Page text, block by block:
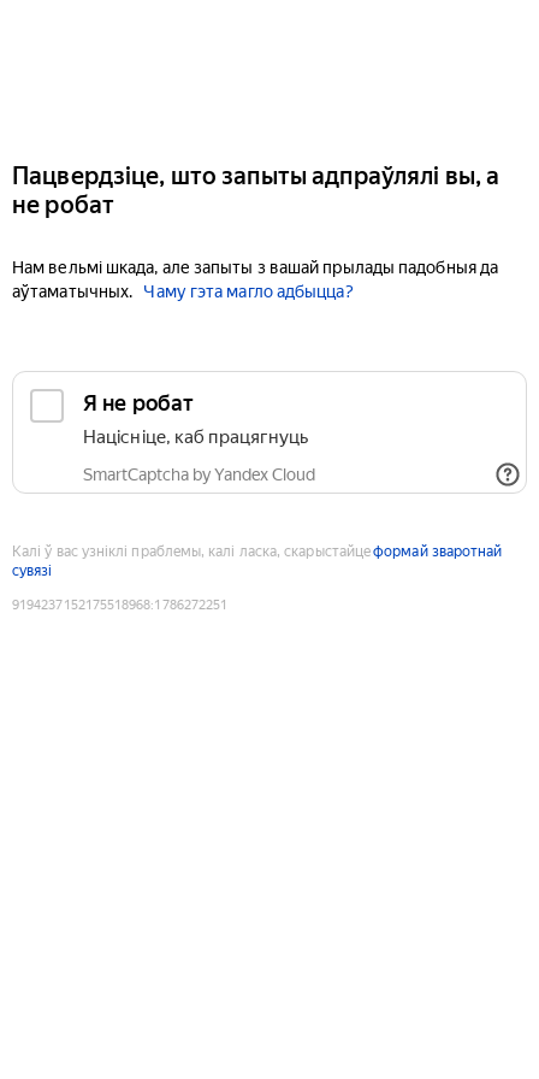
Пацвердзіце, што запыты адпраўлялі вы, а
не робат
Нам вельмі шкада, але запыты з вашай прылады падобныя да
аўтаматычных.
Чаму гэта магло адбыцца?
Я не робат
Націсніце, каб працягнуць
SmartCaptcha by Yandex Cloud
Калі ў вас узніклі праблемы, калі ласка, скарыстайцеформай зваротнай
сувязі
9194237152175518968:1786272251